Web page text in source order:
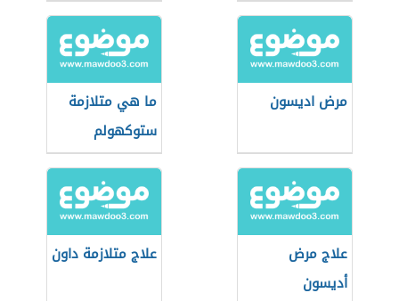
مرض اديسون
ما هي متلازمة
ستوكهولم
علاج مرض
أديسون
علاج متلازمة داون